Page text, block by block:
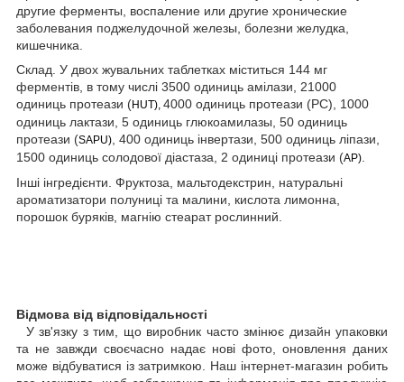
другие ферменты, воспаление или другие хронические
заболевания поджелудочной железы, болезни желудка,
кишечника.
Склад. У двох жувальних таблетках міститься 144 мг
ферментів, в тому числі 3500 одиниць амілази, 21000
одиниць протеази (HUT), 4000 одиниць протеази (PC), 1000
одиниць лактази, 5 одиниць глюкоамилазы, 50 одиниць
протеази (SAPU) , 400 одиниць інвертази, 500 одиниць ліпази,
1500 одиниць солодової діастаза, 2 одиниці протеази (AP)
Інші інгредієнти. Фруктоза, мальтодекстрин, натуральні
ароматизатори полуниці та малини, кислота лимонна,
порошок буряків, магнію стеарат рослинний
Відмова від відповідальності
У зв'язку з тим, що виробник часто змінює дизайн упаковки
та не завжди своєчасно надає нові фото, оновлення даних
може відбуватися із затримкою. Наш інтернет-магазин робить